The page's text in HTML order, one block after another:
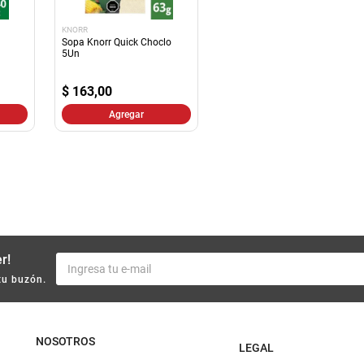
KNORR
Sopa Knorr Quick Choclo
5Un
$ 163,00
Agregar
buzón.
NOSOTROS LEGAL